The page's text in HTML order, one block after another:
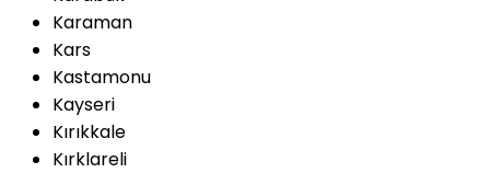
Karaman
Kars
Kastamonu
Kayseri
Kırıkkale
Kırklareli